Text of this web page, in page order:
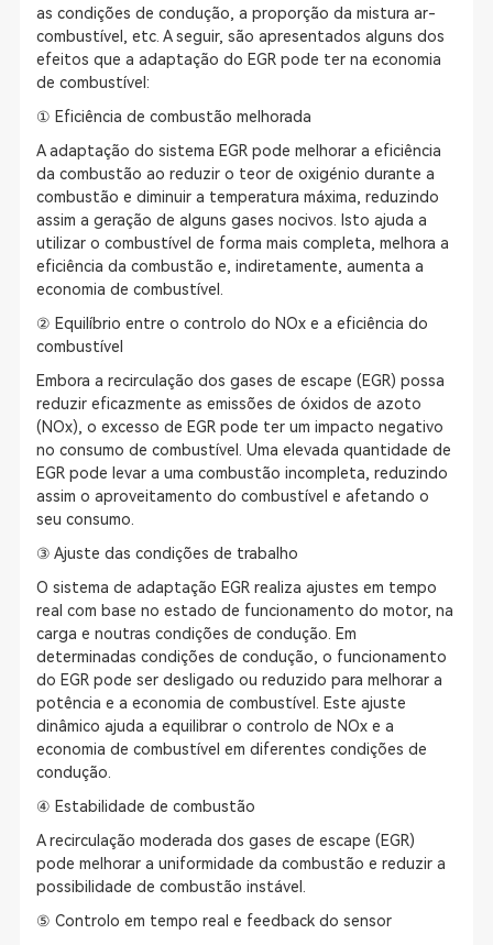
as condições de condução, a proporção da mistura ar-
combustível, etc. A seguir, são apresentados alguns dos
efeitos que a adaptação do EGR pode ter na economia
de combustível:
① Eficiência de combustão melhorada
A adaptação do sistema EGR pode melhorar a eficiência
da combustão ao reduzir o teor de oxigénio durante a
combustão e diminuir a temperatura máxima, reduzindo
assim a geração de alguns gases nocivos. Isto ajuda a
utilizar o combustível de forma mais completa, melhora a
eficiência da combustão e, indiretamente, aumenta a
economia de combustível.
② Equilíbrio entre o controlo do NOx e a eficiência do
combustível
Embora a recirculação dos gases de escape (EGR) possa
reduzir eficazmente as emissões de óxidos de azoto
(NOx), o excesso de EGR pode ter um impacto negativo
no consumo de combustível. Uma elevada quantidade de
EGR pode levar a uma combustão incompleta, reduzindo
assim o aproveitamento do combustível e afetando o
seu consumo.
③ Ajuste das condições de trabalho
O sistema de adaptação EGR realiza ajustes em tempo
real com base no estado de funcionamento do motor, na
carga e noutras condições de condução. Em
determinadas condições de condução, o funcionamento
do EGR pode ser desligado ou reduzido para melhorar a
potência e a economia de combustível. Este ajuste
dinâmico ajuda a equilibrar o controlo de NOx e a
economia de combustível em diferentes condições de
condução.
④ Estabilidade de combustão
A recirculação moderada dos gases de escape (EGR)
pode melhorar a uniformidade da combustão e reduzir a
possibilidade de combustão instável.
⑤ Controlo em tempo real e feedback do sensor